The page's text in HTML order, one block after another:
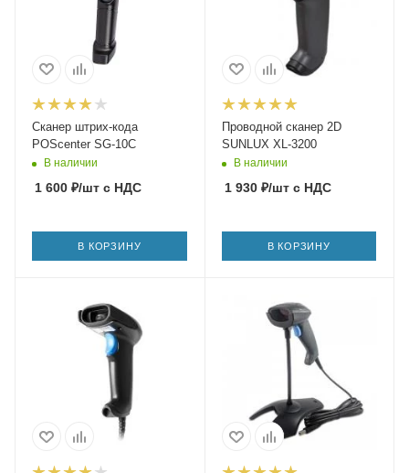
Сканер штрих-кода
POScenter SG-10C
В наличии
1 600 ₽/шт с НДС
В КОРЗИНУ
Проводной сканер 2D
SUNLUX XL-3200
В наличии
1 930₽/штс НДС
В КОРЗИНУ